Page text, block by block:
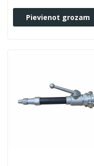
Pievienot grozam